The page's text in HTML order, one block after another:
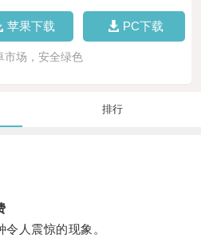
苹果下载 PC下载
市场，安全绿色
排行
人震惊的现象。